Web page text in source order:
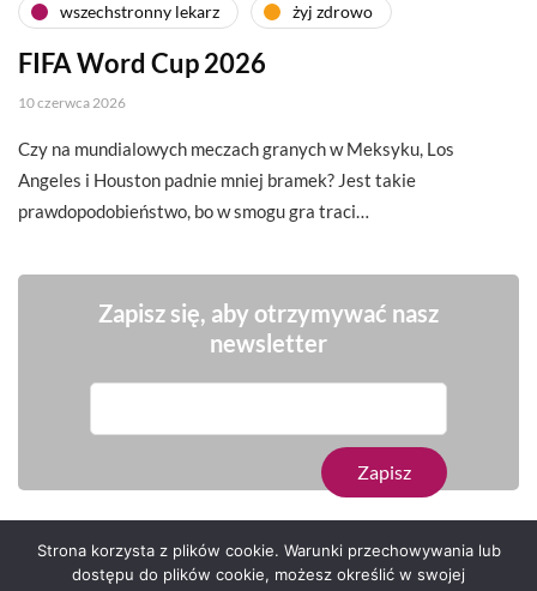
wszechstronny lekarz żyj zdrowo
FIFA Word Cup 2026
10 czerwca 2026
Czy na mundialowych meczach granych w Meksyku, Los
Angeles i Houston padnie mniej bramek? Jest takie
prawdopodobieństwo, bo w smogu gra traci…
Zapisz się, aby otrzymywać nasz
newsletter
Strona korzysta z plików cookie. Warunki przechowywania lub
dostępu do plików cookie, możesz określić w swojej